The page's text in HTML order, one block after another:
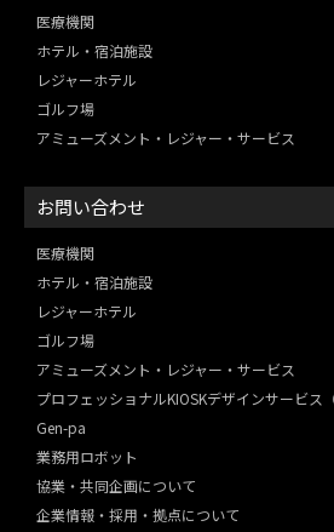
医療機関
ホテル・宿泊施設
レジャーホテル
ゴルフ場
アミューズメント・レジャー・ サービス
お問い合わせ
医療機関
ホテル・宿泊施設
レジャーホテル
ゴルフ場
アミューズメント・レジャー・ サービス
プロフェッショナルKIOSKデザインサービス（
Gen-pa
業務用ロボット
協業・共同企画について
企業情報・採用・拠点について